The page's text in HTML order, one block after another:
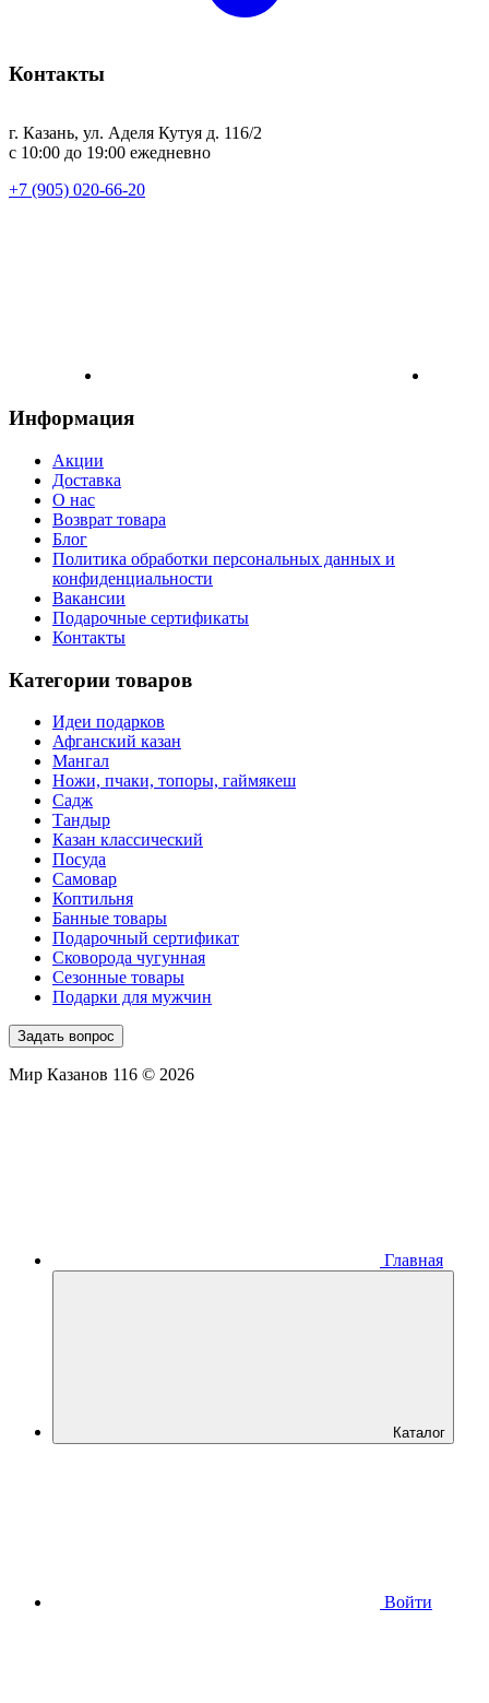
Контакты
г. Казань, ул. Аделя Кутуя д. 116/2
с 10:00 до 19:00 ежедневно
+7 (905) 020-66-20
Информация
Акции
Доставка
О нас
Возврат товара
Блог
Политика обработки персональных данных и
конфиденциальности
Вакансии
Подарочные сертификаты
Контакты
Категории товаров
Идеи подарков
Афганский казан
Мангал
Ножи, пчаки, топоры, гаймякеш
Садж
Тандыр
Казан классический
Посуда
Самовар
Коптильня
Банные товары
Подарочный сертификат
Сковорода чугунная
Сезонные товары
Подарки для мужчин
Задать вопрос
Мир Казанов 116 © 2026
Главная
Каталог
Войти